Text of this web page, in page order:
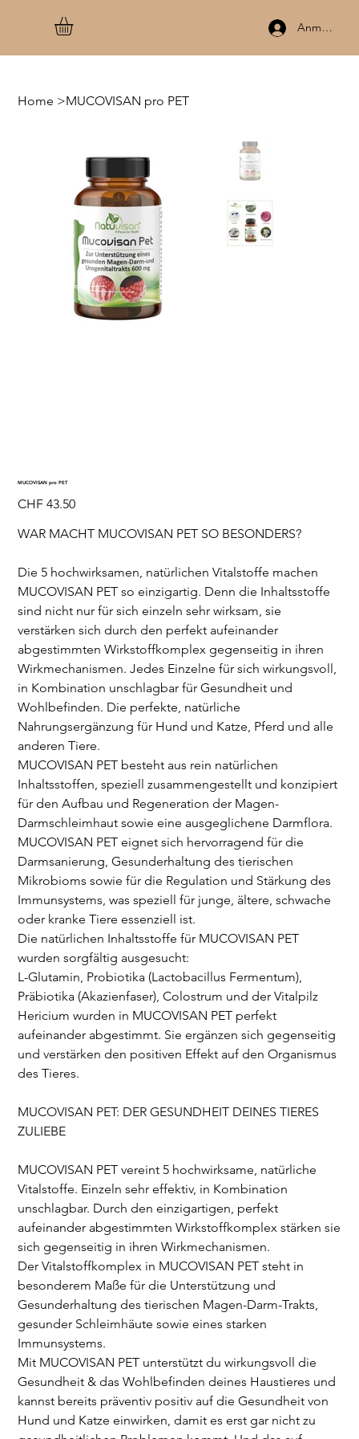
Anmelden
Home >MUCOVISAN pro PET
MUCOVISAN pro PET
Preis
CHF 43.50
WAR MACHT MUCOVISAN PET SO BESONDERS?
Die 5 hochwirksamen, natürlichen Vitalstoffe machen
MUCOVISAN PET so einzigartig. Denn die Inhaltsstoffe
sind nicht nur für sich einzeln sehr wirksam, sie
verstärken sich durch den perfekt aufeinander
abgestimmten Wirkstoffkomplex gegenseitig in ihren
Wirkmechanismen. Jedes Einzelne für sich wirkungsvoll,
in Kombination unschlagbar für Gesundheit und
Wohlbefinden. Die perfekte, natürliche
Nahrungsergänzung für Hund und Katze, Pferd und alle
anderen Tiere.
MUCOVISAN PET besteht aus rein natürlichen
Inhaltsstoffen, speziell zusammengestellt und konzipiert
für den Aufbau und Regeneration der Magen-
Darmschleimhaut sowie eine ausgeglichene Darmflora.
MUCOVISAN PET eignet sich hervorragend für die
Darmsanierung, Gesunderhaltung des tierischen
Mikrobioms sowie für die Regulation und Stärkung des
Immunsystems, was speziell für junge, ältere, schwache
oder kranke Tiere essenziell ist.
Die natürlichen Inhaltsstoffe für MUCOVISAN PET
wurden sorgfältig ausgesucht:
L-Glutamin, Probiotika (Lactobacillus Fermentum),
Präbiotika (Akazienfaser), Colostrum und der Vitalpilz
Hericium wurden in MUCOVISAN PET perfekt
aufeinander abgestimmt. Sie ergänzen sich gegenseitig
und verstärken den positiven Effekt auf den Organismus
des Tieres.
MUCOVISAN PET: DER GESUNDHEIT DEINES TIERES
ZULIEBE
MUCOVISAN PET vereint 5 hochwirksame, natürliche
Vitalstoffe. Einzeln sehr effektiv, in Kombination
unschlagbar. Durch den einzigartigen, perfekt
aufeinander abgestimmten Wirkstoffkomplex stärken sie
sich gegenseitig in ihren Wirkmechanismen.
Der Vitalstoffkomplex in MUCOVISAN PET steht in
besonderem Maße für die Unterstützung und
Gesunderhaltung des tierischen Magen-Darm-Trakts,
gesunder Schleimhäute sowie eines starken
Immunsystems.
Mit MUCOVISAN PET unterstützt du wirkungsvoll die
Gesundheit & das Wohlbefinden deines Haustieres und
kannst bereits präventiv positiv auf die Gesundheit von
Hund und Katze einwirken, damit es erst gar nicht zu